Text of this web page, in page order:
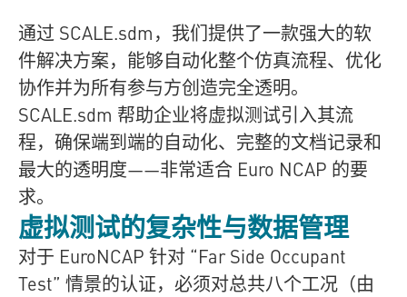
通过 SCALE.sdm，我们提供了一款强大的软
件解决方案，能够自动化整个仿真流程、优化
协作并为所有参与方创造完全透明。
SCALE.sdm 帮助企业将虚拟测试引入其流
程，确保端到端的自动化、完整的文档记录和
最大的透明度——非常适合 Euro NCAP 的要
求。
虚拟测试的复杂性与数据管理
对于 EuroNCAP 针对 “Far Side Occupant
Test” 情景的认证，必须对总共八个工况（由